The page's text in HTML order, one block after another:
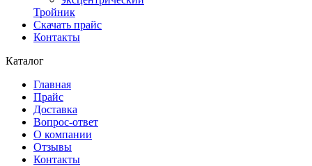
Тройник
Скачать прайс
Контакты
Каталог
Главная
Прайс
Доставка
Вопрос-ответ
О компании
Отзывы
Контакты